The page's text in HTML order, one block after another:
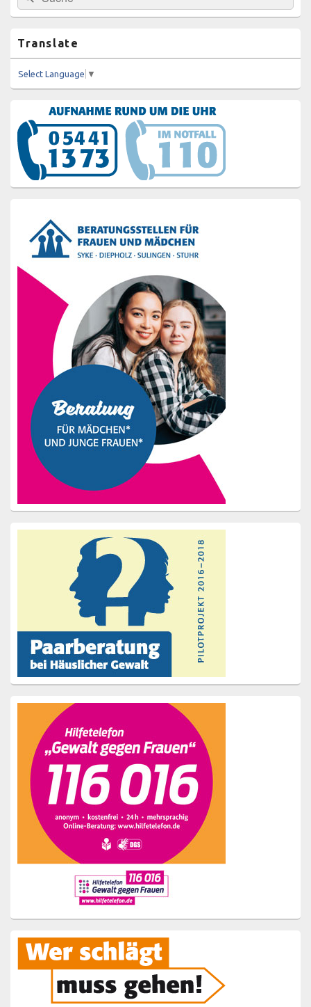
Widgetbereich
nach:
Translate
Select Language ▼